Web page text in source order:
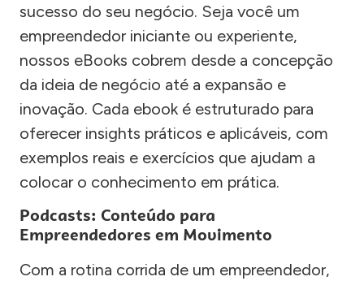
sucesso do seu negócio. Seja você um
empreendedor iniciante ou experiente,
nossos eBooks cobrem desde a concepção
da ideia de negócio até a expansão e
inovação. Cada ebook é estruturado para
oferecer insights práticos e aplicáveis, com
exemplos reais e exercícios que ajudam a
colocar o conhecimento em prática.
Podcasts: Conteúdo para
Empreendedores em Movimento
Com a rotina corrida de um empreendedor,